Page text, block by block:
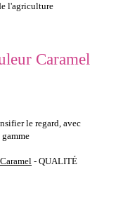
l'agriculture
Caramel
le regard, avec
gamme
- QUALITÉ